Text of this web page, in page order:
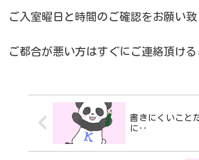
ご入室曜日と時間のご確認をお願い致
ご都合が悪い方はすぐにご連絡頂ける
書きにくいこと
に‥